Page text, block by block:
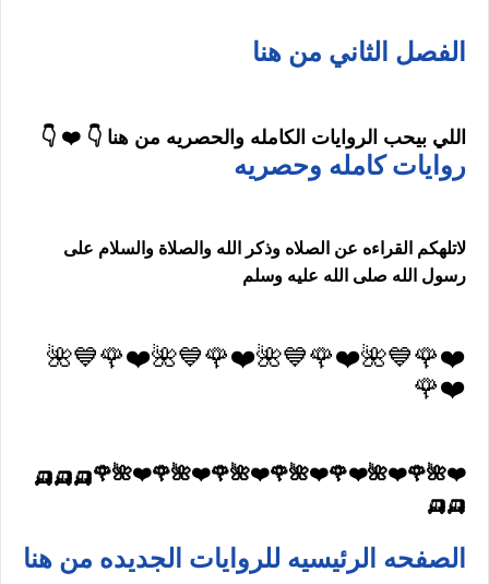
الفصل الثاني من هنا
اللي بيحب الروايات الكامله والحصريه من هنا 👇 ❤️ 👇
روايات كامله وحصريه
لاتلهكم القراءه عن الصلاه وذكر الله والصلاة والسلام على
رسول الله صلى الله عليه وسلم
❤️🌹💙🌺❤️🌹💙🌺❤️🌹💙🌺❤️🌹💙🌺
❤️🌹
❤️🌺🌹❤️🌺❤️🌹❤️🌺🌹❤️🌺🌹❤️🌺🌹❤️🌺🌹🛺🛺🛺
🛺🛺
الصفحه الرئيسيه للروايات الجديده من هنا